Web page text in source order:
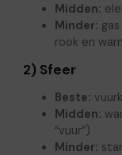
Midden:
Minder:
rook en
2) Sfeer
Beste:
Midden:
“vuur”)
Minder: